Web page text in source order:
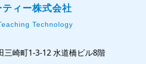
ィー株式会社
Technology
三崎町1-3-12 水道橋ビル8階